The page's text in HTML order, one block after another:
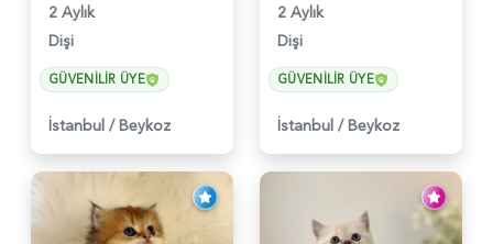
2 Aylık
Dişi
GÜVENILIR ÜYE
İstanbul / Beykoz
2 Aylık
Dişi
GÜVENILIR ÜYE
İstanbul / Beykoz